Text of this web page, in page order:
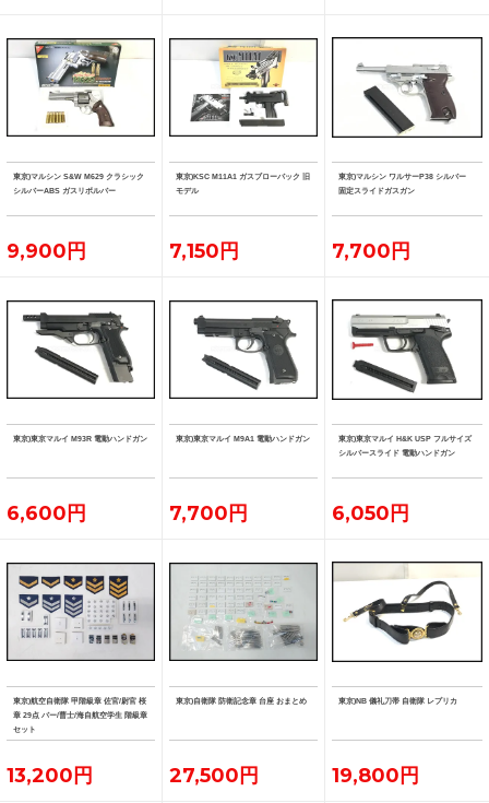
東京)マルシン S&W M629 クラシック
シルバーABS ガスリボルバー
9,900円
東京)KSC M11A1 ガスブローバック 旧
モデル
7,150円
東京)マルシン ワルサーP38 シルバー
固定スライドガスガン
7,700円
東京)東京マルイ M93R 電動ハンドガン
6,600円
東京)東京マルイ M9A1 電動ハンドガン
7,700円
東京)東京マルイ H&K USP フルサイズ
シルバースライド 電動ハンドガン
6,050円
東京)航空自衛隊 甲階級章 佐官/尉官 桜
章 29点 バー/曹士/海自航空学生 階級章
セット
13,200円
東京)自衛隊 防衛記念章 台座 おまとめ
27,500円
東京)NB 儀礼刀帯 自衛隊 レプリカ
19,800円